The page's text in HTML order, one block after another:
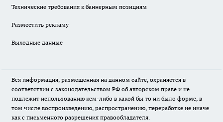
Технические требования к баннерным позициям
Разместить рекламу
Выходные данные
Вся информация, размещенная на данном сайте, охраняется в
соответствии с законодательством РФ об авторском праве и не
подлежит использованию кем-либо в какой бы то ни было форме, в
том числе воспроизведению, распространению, переработке не иначе
как с письменного разрешения правообладателя.